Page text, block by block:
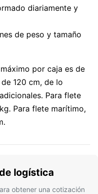
diariamente y
de peso y tamaño
por caja es de
120 cm, de lo
Para flete
Para flete marítimo,
logística
obtener una cotización